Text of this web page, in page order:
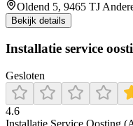
Oldend 5, 9465 TJ
Bekijk details
Installatie service
Gesloten
4.6
Installatie Service Oosting